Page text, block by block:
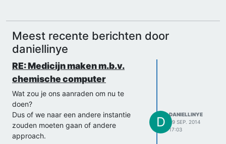
Meest recente berichten door
daniellinye
RE: Medicijn maken m.b.v.
chemische computer
Wat zou je ons aanraden om nu te
doen?
Dus of we naar een andere instantie
zouden moeten gaan of andere
approach.
D
DANIELLINYE
29 SEP. 2014
17:03